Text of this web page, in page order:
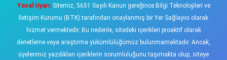
Yasal Uyarı:Sitemiz, 5651 Sayılı Kanun gereğince Bilgi Teknolojileri ve
İletişim Kurumu (BTK) tarafından onaylanmış bir Yer Sağlayıcı olarak
hizmet vermektedir. Bu nedenle, sitedeki içerikleri proaktif olarak
denetleme veya araştırma yükümlülüğümüz bulunmamaktadır. Ancak,
üyelerimiz yazdıkları içeriklerin sorumluluğunu taşımakta olup, siteye